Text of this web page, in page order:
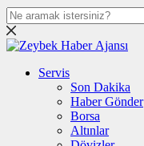
Servis
Son Dakika
Haber Gönder
Borsa
Altınlar